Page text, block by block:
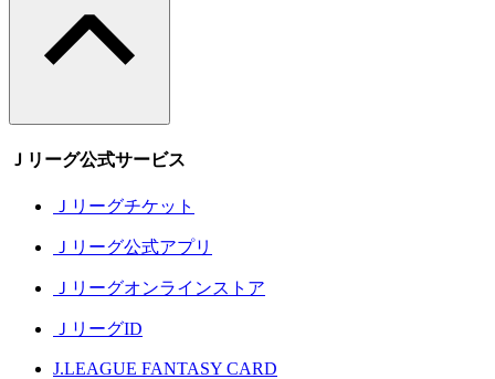
Ｊリーグ公式サービス
Ｊリーグチケット
Ｊリーグ公式アプリ
Ｊリーグオンラインストア
ＪリーグID
J.LEAGUE FANTASY CARD